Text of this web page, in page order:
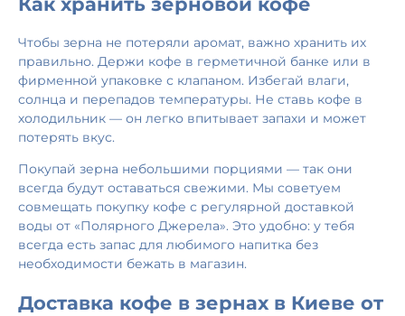
Чтобы зерна не потеряли аромат, важно хранить их
правильно. Держи кофе в герметичной банке или в
фирменной упаковке с клапаном. Избегай влаги,
солнца и перепадов температуры. Не ставь кофе в
холодильник — он легко впитывает запахи и может
потерять вкус.
Покупай зерна небольшими порциями — так они
всегда будут оставаться свежими. Мы советуем
совмещать покупку кофе с регулярной доставкой
воды от «Полярного Джерела». Это удобно: у тебя
всегда есть запас для любимого напитка без
необходимости бежать в магазин.
Доставка кофе в зернах в Киеве от